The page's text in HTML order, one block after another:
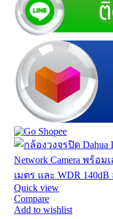
Quick view
Compare
Add to wishlist